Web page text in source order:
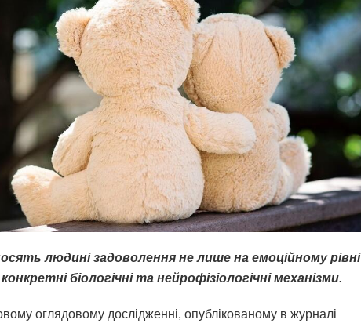
людині задоволення не лише на емоційному рівні
біологічні та нейрофізіологічні механізми.
оглядовому дослідженні, опублікованому в журналі